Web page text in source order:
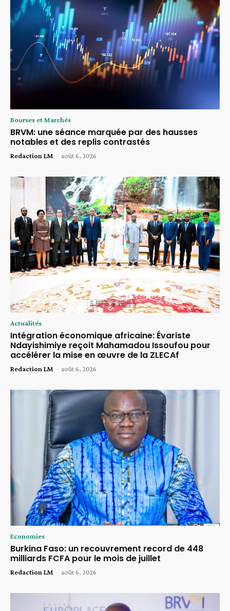
Bourses et Marchés
BRVM: une séance marquée par des hausses
notables et des replis contrastés
Redaction LM - août 6, 2026
Actualités
Intégration économique africaine: Évariste
Ndayishimiye reçoit Mahamadou Issoufou pour
accélérer la mise en œuvre de la ZLECAf
Redaction LM - août 6, 2026
Economies
Burkina Faso: un recouvrement record de 448
milliards FCFA pour le mois de juillet
Redaction LM - août 6, 2026